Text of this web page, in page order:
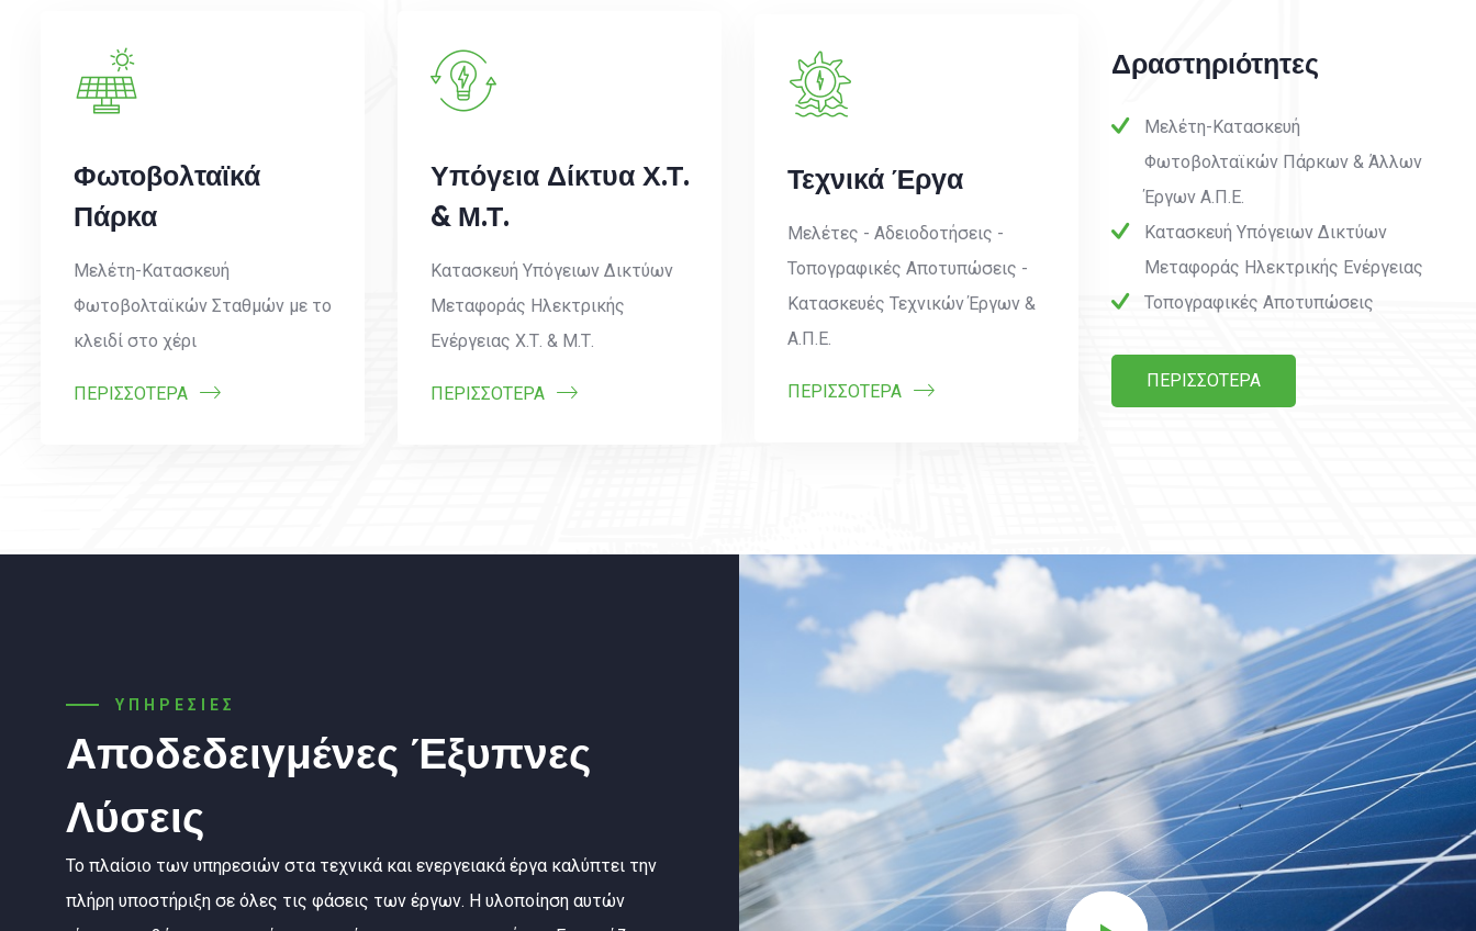
Φωτοβολταϊκά
Πάρκα
Μελέτη-Κατασκευή
Φωτοβολταϊκών Σταθμών με το
κλειδί στο χέρι
ΠΕΡΙΣΣΟΤΕΡΑ
Υπόγεια Δίκτυα Χ.Τ.
& Μ.Τ.
Κατασκευή Υπόγειων Δικτύων
Μεταφοράς Ηλεκτρικής
Ενέργειας Χ.Τ. & Μ.Τ.
ΠΕΡΙΣΣΟΤΕΡΑ
Τεχνικά Έργα
Μελέτες - Αδειοδοτήσεις -
Τοπογραφικές Αποτυπώσεις -
Κατασκευές Τεχνικών Έργων &
Α.Π.Ε.
ΠΕΡΙΣΣΟΤΕΡΑ
Δραστηριότητες
Μελέτη-Κατασκευή
Φωτοβολταϊκών Πάρκων & Άλλων
Έργων Α.Π.Ε.
Κατασκευή Υπόγειων Δικτύων
Μεταφοράς Ηλεκτρικής Ενέργειας
Τοπογραφικές Αποτυπώσεις
ΠΕΡΙΣΣΟΤΕΡΑ
ΥΠΗΡΕΣΙΕΣ
Αποδεδειγμένες Έξυπνες
Λύσεις
Το πλαίσιο των υπηρεσιών στα τεχνικά και ενεργειακά έργα καλύπτει την
πλήρη υποστήριξη σε όλες τις φάσεις των έργων. Η υλοποίηση αυτών